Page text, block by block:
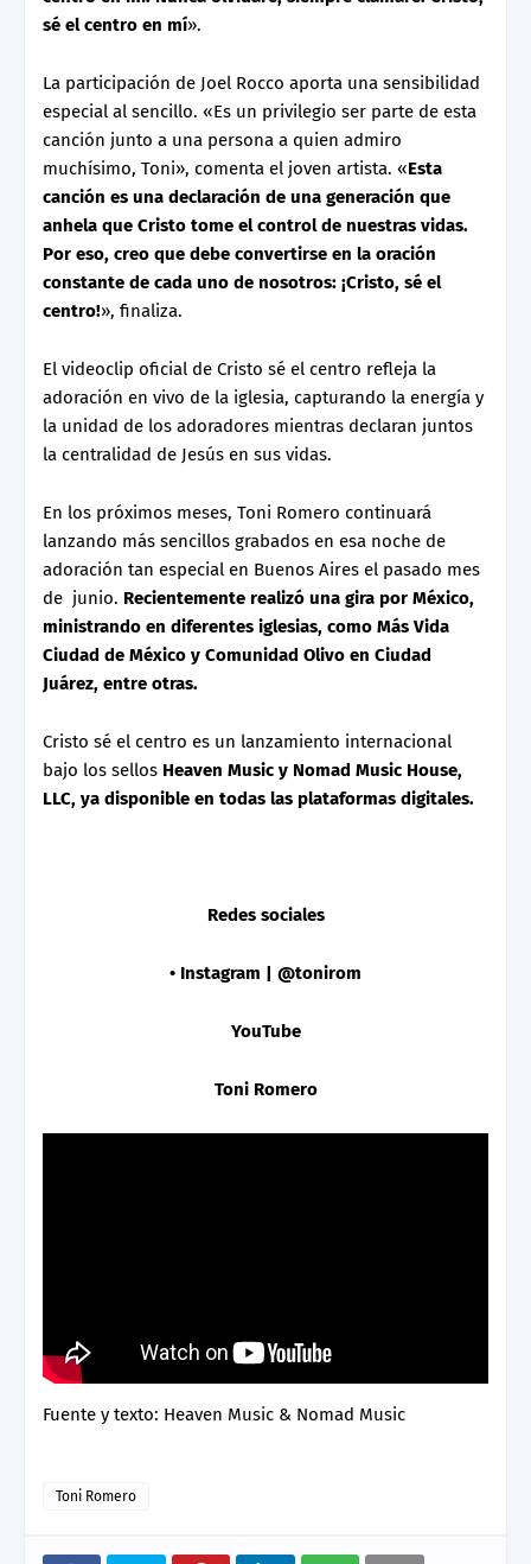
sé el centro en mí».
La participación de Joel Rocco aporta una sensibilidad
especial al sencillo. «Es un privilegio ser parte de esta
canción junto a una persona a quien admiro
muchísimo, Toni», comenta el joven artista. «Esta
canción es una declaración de una generación que
anhela que Cristo tome el control de nuestras vidas.
Por eso, creo que debe convertirse en la oración
constante de cada uno de nosotros: ¡Cristo, sé el
centro!», finaliza.
El videoclip oficial de Cristo sé el centro refleja la
adoración en vivo de la iglesia, capturando la energía y
la unidad de los adoradores mientras declaran juntos
la centralidad de Jesús en sus vidas.
En los próximos meses, Toni Romero continuará
lanzando más sencillos grabados en esa noche de
adoración tan especial en Buenos Aires el pasado mes
de junio. Recientemente realizó una gira por México,
ministrando en diferentes iglesias, como Más Vida
Ciudad de México y Comunidad Olivo en Ciudad
Juárez, entre otras.
Cristo sé el centro es un lanzamiento internacional
bajo los sellos Heaven Music y Nomad Music House,
LLC, ya disponible en todas las plataformas digitales.
Redes sociales
• Instagram | @tonirom
YouTube
Toni Romero
Fuente y texto: Heaven Music & Nomad Music
Toni Romero